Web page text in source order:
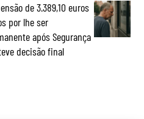
de 3.389,10 euros
por lhe ser
após Segurança
decisão final